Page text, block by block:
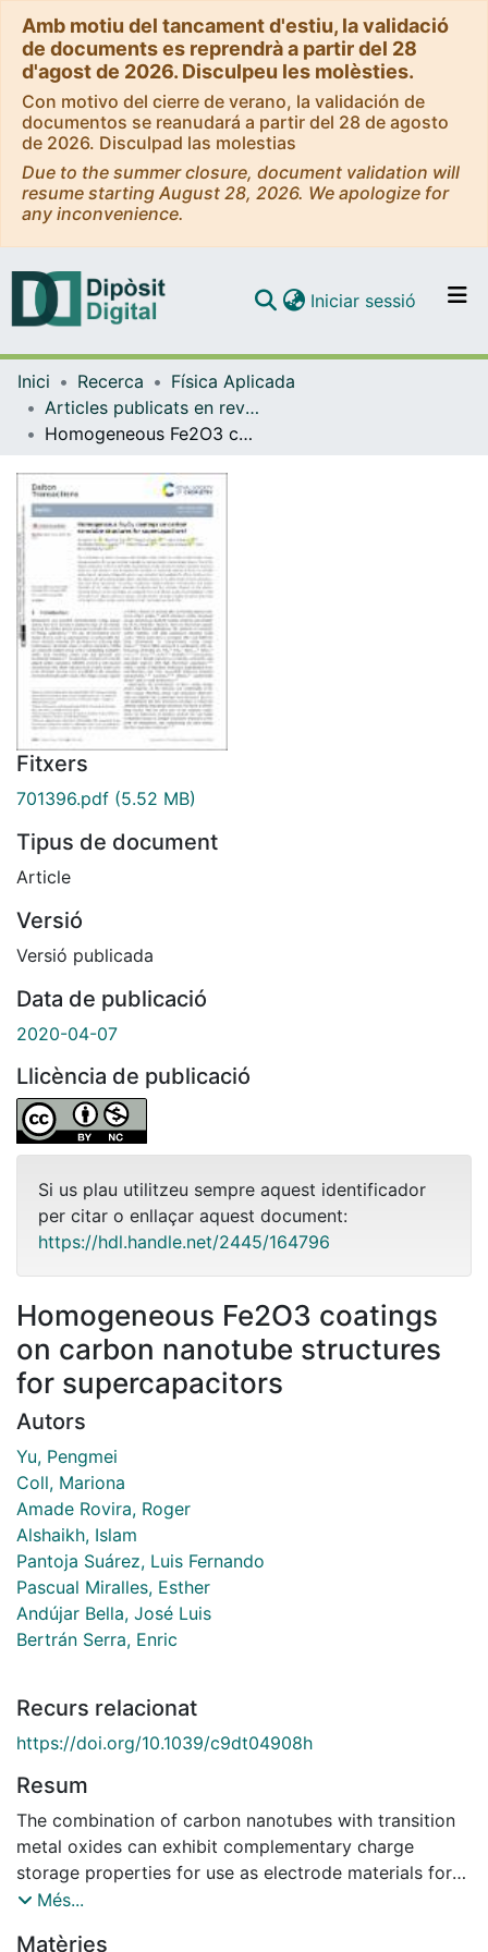
Amb motiu del tancament d'estiu, la validació
de documents es reprendrà a partir del 28
d'agost de 2026. Disculpeu les molèsties.
Con motivo del cierre de verano, la validación de
documentos se reanudará a partir del 28 de agosto
de 2026. Disculpad las molestias
Due to the summer closure, document validation will
resume starting August 28, 2026. We apologize for
any inconvenience.
Navega per tot el DD
Iniciar sessió (current)
Inici Recerca
Física Aplicada
Articles publicats en revistes (Física Aplicada)
Homogeneous Fe2O3 coatings on carbon nanotube structures for supercapacitors
Fitxers
701396.pdf (5.52 MB)
Tipus de document
Article
Versió
Versió publicada
Data de publicació
2020-04-07
Llicència de publicació
Si us plau utilitzeu sempre aquest identificador
per citar o enllaçar aquest document:
https://hdl.handle.net/2445/164796
Homogeneous Fe2O3 coatings
on carbon nanotube structures
for supercapacitors
Autors
Yu, Pengmei
Coll, Mariona
Amade Rovira, Roger
Alshaikh, Islam
Pantoja Suárez, Luis Fernando
Pascual Miralles, Esther
Andújar Bella, José Luis
Bertrán Serra, Enric
Recurs relacionat
https://doi.org/10.1039/c9dt04908h
Resum
The combination of carbon nanotubes with transition
metal oxides can exhibit complementary charge
storage properties for use as electrode materials for
next generation energy storage devices. One of the
Més...
Matèries